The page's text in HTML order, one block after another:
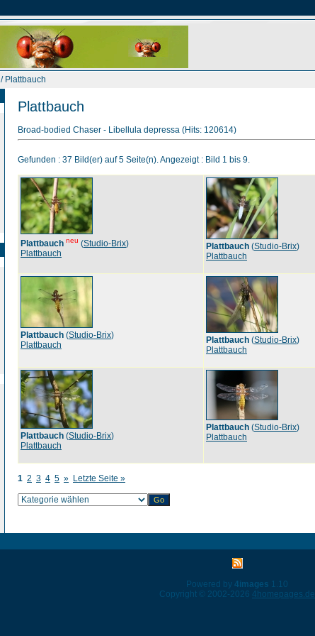
/ Plattbauch
Plattbauch
Broad-bodied Chaser - Libellula depressa (Hits: 120614)
Gefunden : 37 Bild(er) auf 5 Seite(n). Angezeigt : Bild 1 bis 9.
Plattbauch neu (Studio-Brix)
Plattbauch
Plattbauch (Studio-Brix)
Plattbauch
Plattbauch (Studio-Brix)
Plattbauch
Plattbauch (Studio-Brix)
Plattbauch
Plattbauch (Studio-Brix)
Plattbauch
Plattbauch (Studio-Brix)
Plattbauch
1 2 3 4 5 » Letzte Seite »
Powered by 4images 1.10
Copyright © 2002-2026 4homepages.de